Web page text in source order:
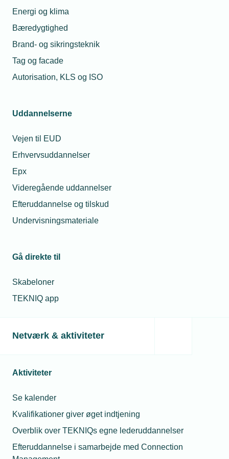
Energi og klima
Bæredygtighed
Brand- og sikringsteknik
Tag og facade
Autorisation, KLS og ISO
Uddannelserne
Vejen til EUD
Erhvervsuddannelser
Epx
Videregående uddannelser
Efteruddannelse og tilskud
Undervisningsmateriale
Gå direkte til
Skabeloner
TEKNIQ app
Netværk & aktiviteter
Aktiviteter
Se kalender
Kvalifikationer giver øget indtjening
Overblik over TEKNIQs egne lederuddannelser
Efteruddannelse i samarbejde med Connection
varmepumper Varmepumpepuljen
Relaterede nyheder
Varmepumpe-pulje
katastrofalt år for
11. apr. 2024
fremtiden